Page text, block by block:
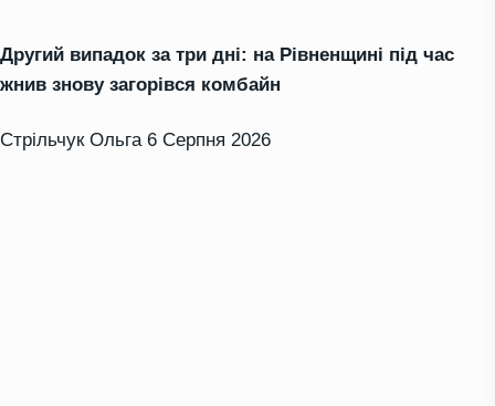
Другий випадок за три дні: на Рівненщині під час
жнив знову загорівся комбайн
Стрільчук Ольга 6 Серпня 2026